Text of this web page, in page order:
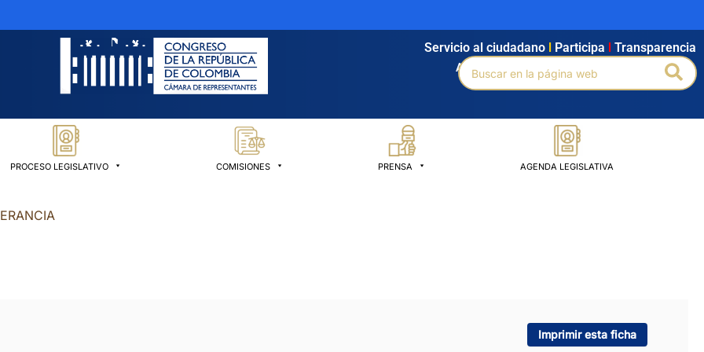
Agendamiento Intranet Búsqueda avanzada
Servicio al ciudadano Participa Transparencia
Buscar
por:
PROCESO LEGISLATIVO COMISIONES PRENSA AGENDA LEGISLATIVA
Imprimir esta ficha